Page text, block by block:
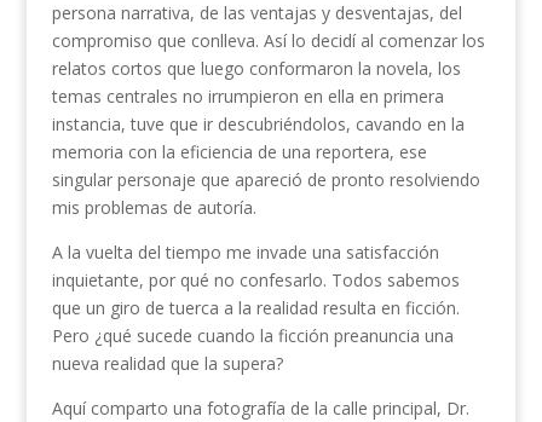
persona narrativa, de las ventajas y desventajas, del
compromiso que conlleva. Así lo decidí al comenzar los
relatos cortos que luego conformaron la novela, los
temas centrales no irrumpieron en ella en primera
instancia, tuve que ir descubriéndolos, cavando en la
memoria con la eficiencia de una reportera, ese
singular personaje que apareció de pronto resolviendo
mis problemas de autoría.
A la vuelta del tiempo me invade una satisfacción
inquietante, por qué no confesarlo. Todos sabemos
que un giro de tuerca a la realidad resulta en ficción.
Pero ¿qué sucede cuando la ficción preanuncia una
nueva realidad que la supera?
Aquí comparto una fotografía de la calle principal, Dr.